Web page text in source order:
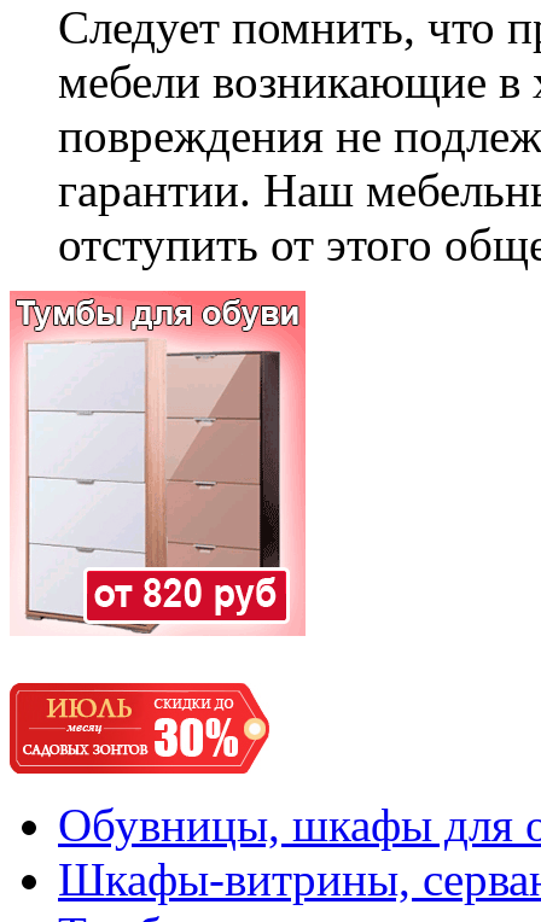
Следует помнить, что
мебели возникающие в
повреждения не
гарантии. Наш
отступить от этого
Обувницы, шкафы для
Шкафы-витрины,